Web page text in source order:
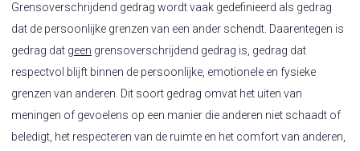
Grensoverschrijdend gedrag wordt vaak gedefinieerd als gedrag
dat de persoonlijke grenzen van een ander schendt. Daarentegen is
gedrag dat geen grensoverschrijdend gedrag is, gedrag dat
respectvol blijft binnen de persoonlijke, emotionele en fysieke
grenzen van anderen. Dit soort gedrag omvat het uiten van
meningen of gevoelens op een manier die anderen niet schaadt of
beledigt, het respecteren van de ruimte en het comfort van anderen,